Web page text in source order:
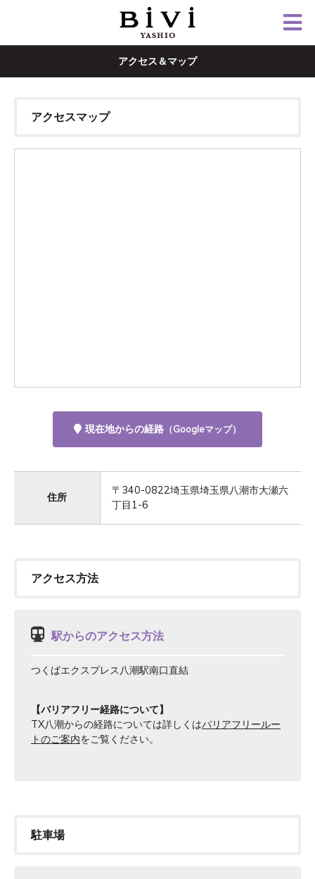
アクセス＆マップ
アクセスマップ
現在地からの経路 （Googleマップ）
住所
〒340-0822埼玉県埼玉県八潮市大瀬六
丁目1-6
アクセス方法
駅からのアクセス方法
つくばエクスプレス八潮駅南口直結
【バリアフリー経路について】
TX八潮からの経路については詳しくはバリアフリールー
トのご案内をご覧ください。
駐車場